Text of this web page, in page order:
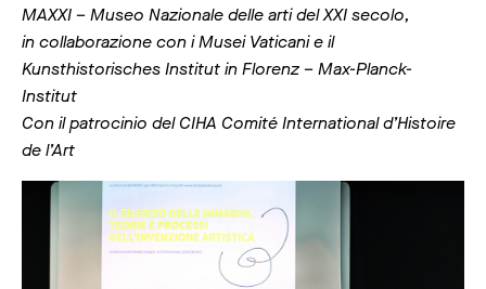
MAXXI – Museo Nazionale delle arti del XXI secolo,
in collaborazione con i Musei Vaticani e il
Kunsthistorisches Institut in Florenz – Max-Planck-
Institut
Con il patrocinio del CIHA Comité International d’Histoire
de l’Art